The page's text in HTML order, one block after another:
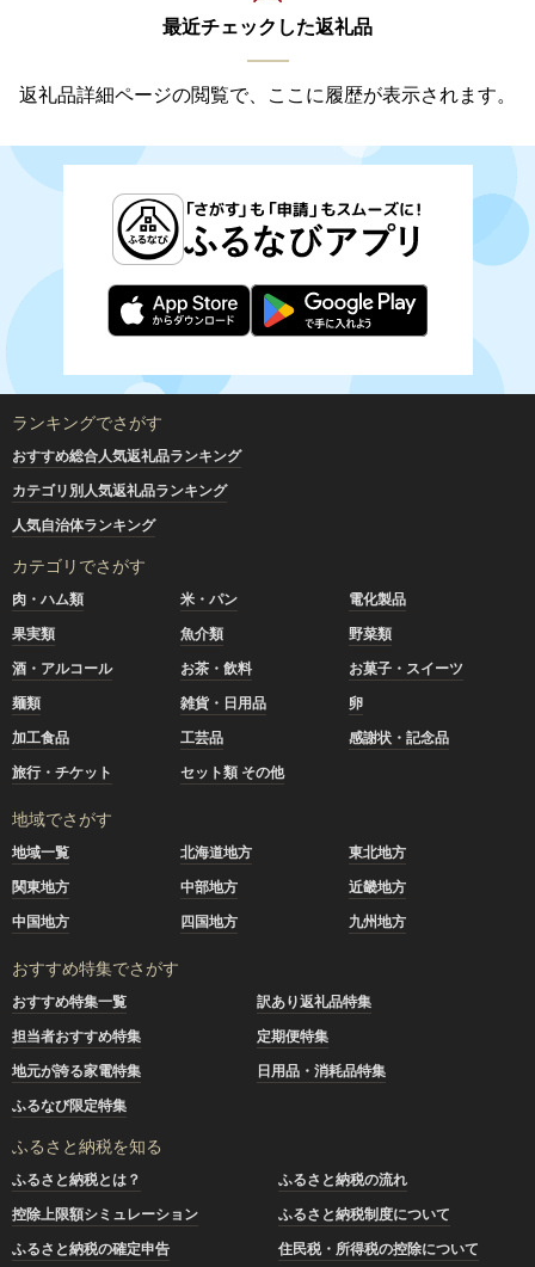
最近チェックした返礼品
返礼品詳細ページの閲覧で、ここに履歴が表示されます。
ランキングでさがす
おすすめ総合人気返礼品ランキング
カテゴリ別人気返礼品ランキング
人気自治体ランキング
カテゴリでさがす
肉・ハム類 米・パン
電化製品
果実類
魚介類
野菜類
酒・アルコール
お茶・飲料
お菓子・スイーツ
麺類
雑貨・日用品
卵
加工食品
工芸品
感謝状・記念品
旅行・チケット
セット類 その他
地域でさがす
地域一覧 北海道地方
東北地方
関東地方
中部地方
近畿地方
中国地方
四国地方 九州地方
おすすめ特集でさがす
おすすめ特集一覧
訳あり返礼品特集
担当者おすすめ特集
定期便特集
地元が誇る家電特集
日用品・消耗品特集
ふるなび限定特集
ふるさと納税を知る
ふるさと納税とは？
ふるさと納税の流れ
控除上限額シミュレーション
ふるさと納税制度について
ふるさと納税の確定申告
住民税・所得税の控除について